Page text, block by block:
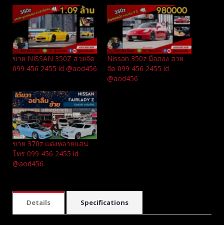
ขาย NISSAN 350Z สวยจัด
099 456 2455 id @aod456
Nissan 350z มือสอง สวย
จัด 099 456 2455 id
@aod456
ขาย 370z แต่งหลายแสน
โทร 099 456 2455 id
@aod456
Details Specifications